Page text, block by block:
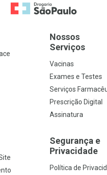
Ir para a Home
Nossos
Serviços
Vacinas
Exames e Testes
Serviços
Prescrição Digital
Assinatura
Segurança e
Privacidade
Política de